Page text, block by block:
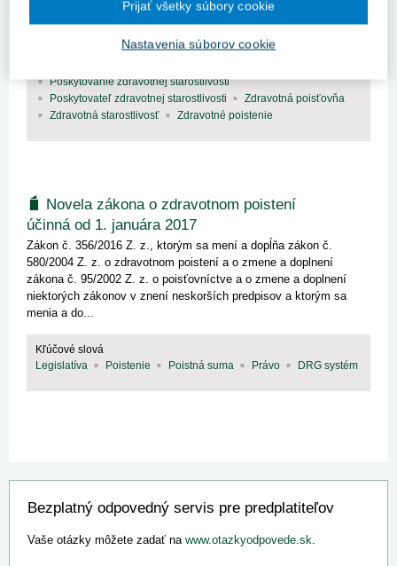
Poskytovanie zdravotnej starostlivosti
Poskytovateľ zdravotnej starostlivosti
Zdravotná poisťovňa
Zdravotná starostlivosť
Zdravotné poistenie
Novela zákona o zdravotnom poistení
účinná od 1. januára 2017
Zákon č. 356/2016 Z. z., ktorým sa mení a dopĺňa zákon č.
580/2004 Z. z. o zdravotnom poistení a o zmene a doplnení
zákona č. 95/2002 Z. z. o poisťovníctve a o zmene a doplnení
niektorých zákonov v znení neskorších predpisov a ktorým sa
menia a do...
Kľúčové slová
Legislatíva
Poistenie Poistná suma Právo DRG systém
Bezplatný odpovedný servis pre predplatiteľov
Vaše otázky môžete zadať na www.otazkyodpovede.sk.
Nastavenia súborov cookie
Prijať všetky súbory cookie